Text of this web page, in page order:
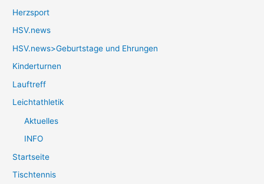
Herzsport
HSV.news
HSV.news>Geburtstage und Ehrungen
Kinderturnen
Lauftreff
Leichtathletik
Aktuelles
INFO
Startseite
Tischtennis